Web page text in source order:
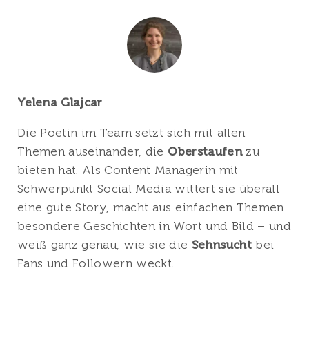
Yelena Glajcar
Die Poetin im Team setzt sich mit allen
Themen auseinander, die Oberstaufenzu
bieten hat. Als Content Managerin mit
Schwerpunkt Social Media wittert sie überall
eine gute Story, macht aus einfachen Themen
besondere Geschichten in Wort und Bild – und
weiß ganz genau, wie sie die Sehnsuchtbei
Fans und Followern weckt.